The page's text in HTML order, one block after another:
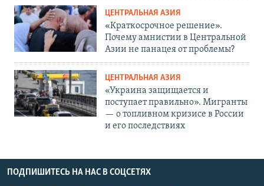
ЦЕНТРАЛЬНАЯ АЗИЯ
«Краткосрочное решение».
Почему амнистии в Центральной
Азии не панацея от проблемы?
ЦЕНТРАЛЬНАЯ АЗИЯ
«Украина защищается и
поступает правильно». Мигранты
— о топливном кризисе в России
и его последствиях
ПОДПИШИТЕСЬ НА НАС В СОЦСЕТЯХ